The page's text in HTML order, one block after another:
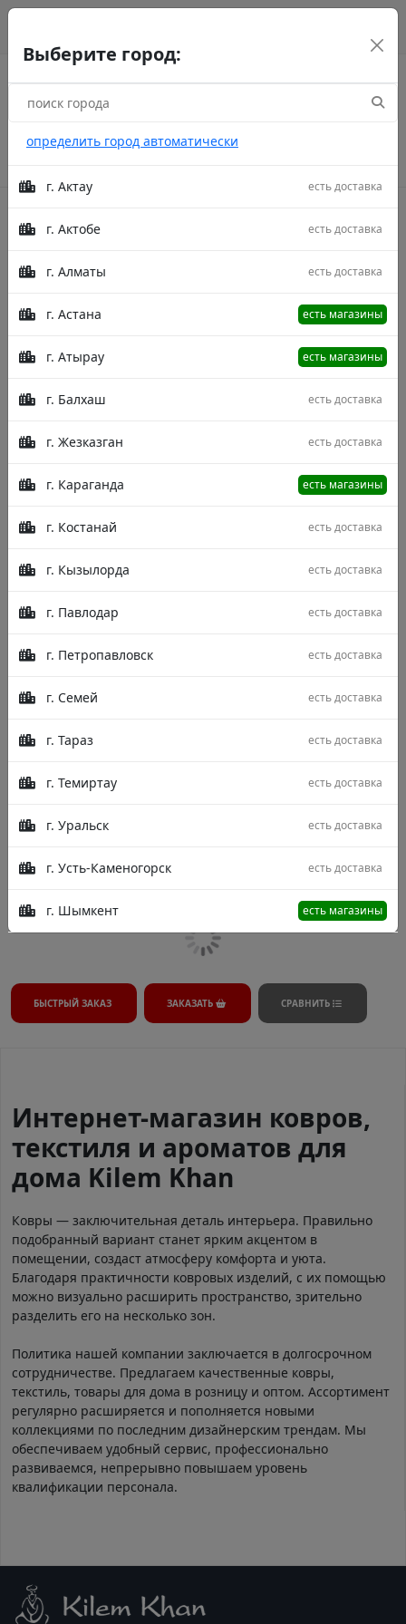
Выберите город:
определить город автоматически
г. Актау есть доставка
г. Актобе есть доставка
г. Алматы есть доставка
г. Астана есть магазины
г. Атырау есть магазины
г. Балхаш есть доставка
г. Жезказган есть доставка
г. Караганда есть магазины
г. Костанай есть доставка
г. Кызылорда есть доставка
г. Павлодар есть доставка
г. Петропавловск есть доставка
г. Семей есть доставка
г. Тараз есть доставка
г. Темиртау есть доставка
г. Уральск есть доставка
г. Усть-Каменогорск есть доставка
г. Шымкент есть магазины
Главная Товары
Casablanca 6370A L.Blue/Cream
Ковер Casablanca 6370A L.Blue/Cream
Описание Характеристики
БЫСТРЫЙ ЗАКАЗ ЗАКАЗАТЬ СРАВНИТЬ
Интернет-магазин ковров,
текстиля и ароматов для
дома Kilem Khan
Ковры — заключительная деталь интерьера. Правильно
подобранный вариант станет ярким акцентом в
помещении, создаст атмосферу комфорта и уюта.
Благодаря практичности ковровых изделий, с их помощью
можно визуально расширить пространство, зрительно
разделить его на несколько зон.
Политика нашей компании заключается в долгосрочном
сотрудничестве. Предлагаем качественные ковры,
текстиль, товары для дома в розницу и оптом. Ассортимент
регулярно расширяется и пополняется новыми
коллекциями по последним дизайнерским трендам. Мы
обеспечиваем удобный сервис, профессионально
развиваемся, непрерывно повышаем уровень
квалификации персонала.